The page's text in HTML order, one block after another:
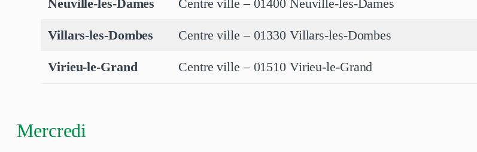
Neuville-les-Dames Centre ville – 01400 Neuville-les-Dames
Villars-les-Dombes Centre ville – 01330 Villars-les-Dombes
Virieu-le-Grand Centre ville – 01510 Virieu-le-Grand
Mercredi